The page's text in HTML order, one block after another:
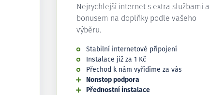
Nejrychlejší internet s extra službami a
bonusem na doplňky podle vašeho
výběru.
Stabilní internetové připojení
Instalace již za 1 Kč
Přechod k nám vyřídíme za vás
Nonstop podpora
Přednostní instalace